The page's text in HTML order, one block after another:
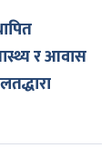
र आवास